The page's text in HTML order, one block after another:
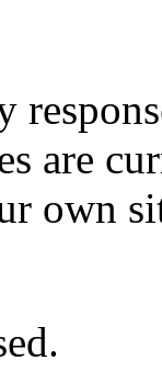
are
own